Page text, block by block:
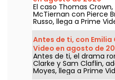
El caso Thomas
McTiernan con Pierce
Russo, llega a Prime
2026.
Antes de ti, con Emilia
Video en agosto de
Antes de ti, el drama
Clarke y Sam Claflin,
Moyes, llega a Prime
2026.